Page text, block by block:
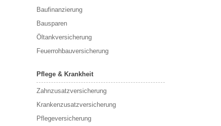
Baufinanzierung
Bausparen
Öltankversicherung
Feuerrohbauversicherung
Pflege & Krankheit
Zahnzusatzversicherung
Krankenzusatzversicherung
Pflegeversicherung